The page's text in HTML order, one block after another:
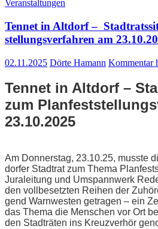
Veranstaltungen
Ten­net in Alt­dorf –
stel­lungs­ver­fah­ren am
02.11.2025 Dörte Hamann Kommentar
Ten­net in Alt­dorf –
zum
23.10.2025
Am Don­ners­tag, 23.10.25, muss­te
dor­fer Stadt­rat zum The­ma
Jura­lei­tung und Umspann­werk
den voll­be­setz­ten Rei­hen der
gend Warn­wes­ten getra­gen – ein
das The­ma die Men­schen vor Ort
den Stadt­rä­ten ins Kreuz­ver­hör